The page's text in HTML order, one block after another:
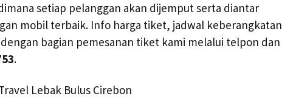
setiap pelanggan akan dijemput serta diantar
mobil terbaik. Info harga tiket, jadwal keberangkatan
bagian pemesanan tiket kami melalui telpon dan
.